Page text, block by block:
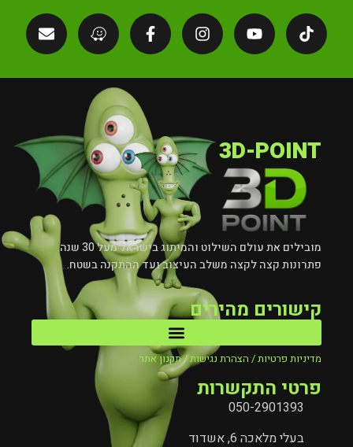
3D-POINT
מובילים את עולם השילוט והמיתוג בישראל מעל 30 שנה.
פתרונות קצה לקצה משלב העיצוב ועד ההתקנה בשטח.
קישורים מהירים
מדיניות פרטיות / הצהרת נגישות / תקנון אתר
פרטי התקשרות
050-2901393
בעלי מלאכה 6, אשדוד